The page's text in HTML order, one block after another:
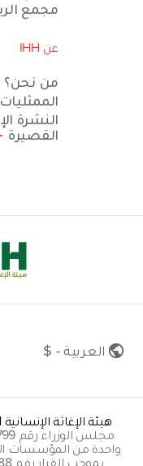
مجمع
عن IHH
من نحن؟
النشرة
القصيرة
العربية - $
هيئة الإغاثة الإنسانية İHH
واحدة من المؤسسات
بموجب القرار رقم 2013/4588 والصادر بتاريخ 01.04.2013